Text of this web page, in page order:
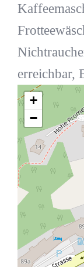
erreichbar,
+
−